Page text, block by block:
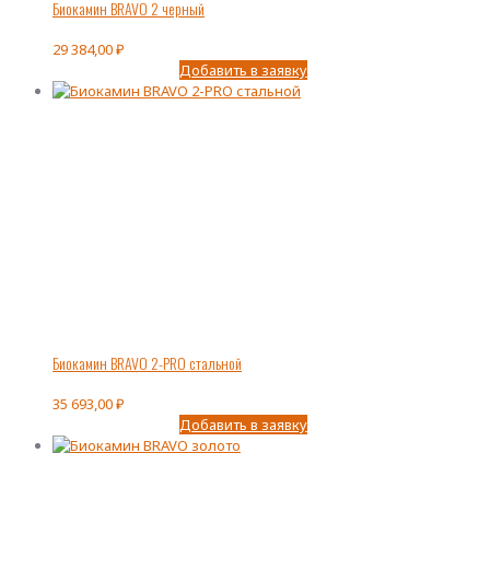
Биокамин BRAVO 2 черный
29 384,00₽
Добавить в заявку
Биокамин BRAVO 2-PRO стальной
35 693,00₽
Добавить в заявку